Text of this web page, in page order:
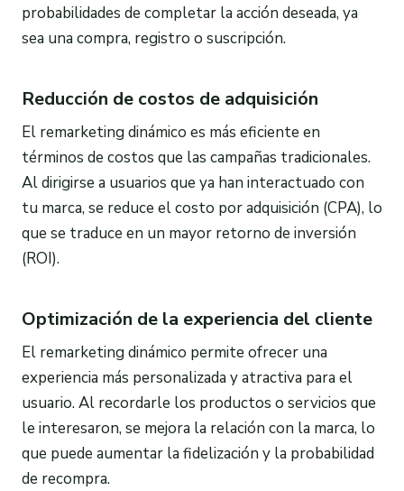
probabilidades de completar la acción deseada, ya
sea una compra, registro o suscripción.
Reducción de costos de adquisición
El remarketing dinámico es más eficiente en
términos de costos que las campañas tradicionales.
Al dirigirse a usuarios que ya han interactuado con
tu marca, se reduce el costo por adquisición (CPA), lo
que se traduce en un mayor retorno de inversión
(ROI).
Optimización de la experiencia del cliente
El remarketing dinámico permite ofrecer una
experiencia más personalizada y atractiva para el
usuario. Al recordarle los productos o servicios que
le interesaron, se mejora la relación con la marca, lo
que puede aumentar la fidelización y la probabilidad
de recompra.